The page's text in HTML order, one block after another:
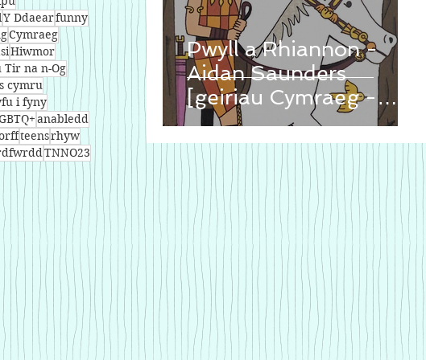
Y Ddaearfunny
Cymraeg
Hiwmor
Tir na n-Og
cymru
i fyny
anabledd
teensrhyw
TNNO23
Pwyll a Rhiannon -
Aidan Saunders
[geiriau Cymraeg -
Mererid Hopwood]